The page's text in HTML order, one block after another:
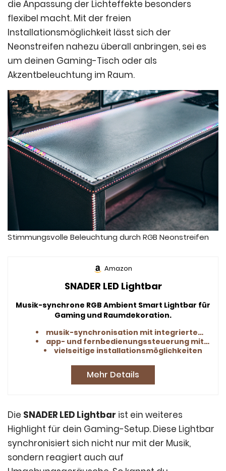
die Anpassung der Lichteffekte besonders
flexibel macht. Mit der freien
Installationsmöglichkeit lässt sich der
Neonstreifen nahezu überall anbringen, sei es
um deinen Gaming-Tisch oder als
Akzentbeleuchtung im Raum.
Stimmungsvolle Beleuchtung durch RGB Neonstreifen
Amazon
SNADER LED Lightbar
Musik-synchrone RGB Ambient Smart Lightbar für
Gaming und Raumdekoration.
musik-synchronisation mit integriertem mikrofon
app- und fernbedienungssteuerung mit 16 millionen farben
vielseitige installationsmöglichkeiten
Mehr Details
Die SNADER LED Lightbar ist ein weiteres
Highlight für dein Gaming-Setup. Diese Lightbar
synchronisiert sich nicht nur mit der Musik,
sondern reagiert auch auf